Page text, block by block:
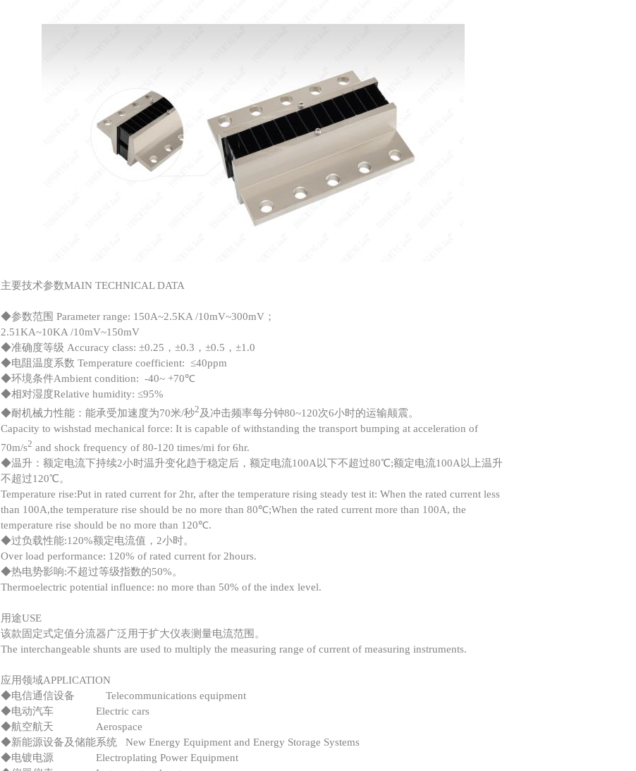
主要技术参数MAIN TECHNICAL DATA
◆参数范围 Parameter range: 150A~2.5KA /10mV~300mV；
2.51KA~10KA /10mV~150mV
◆准确度等级 Accuracy class: ±0.25，±0.3，±0.5，±1.0
◆电阻温度系数 Temperature coefficient: ≤40ppm
◆环境条件Ambient condition: -40~ +70℃
◆相对湿度Relative humidity: ≤95%
◆耐机械力性能：能承受加速度为70米/秒2 及冲击频率每分钟80~120次6小时的运输颠震。
Capacity to wishstad mechanical force: It is capable of withstanding the transport bumping at acceleration of
70m/s2 and shock frequency of 80-120 times/mi for 6hr.
◆温升：额定电流下持续2小时温升变化趋于稳定后，额定电流100A以下不超过80℃;额定电流100A以上温升
不超过120℃。
Temperature rise:Put in rated current for 2hr, after the temperature rising steady test it: When the rated current less
than 100A,the temperature rise should be no more than 80℃;When the rated current more than 100A, the
temperature rise should be no more than 120℃.
◆过负载性能:120%额定电流值，2小时。
Over load performance: 120% of rated current for 2hours.
◆热电势影响:不超过等级指数的50%。
Thermoelectric potential influence: no more than 50% of the index level.
用途USE
该款固定式定值分流器广泛用于扩大仪表测量电流范围。
The interchangeable shunts are used to multiply the measuring range of current of measuring instruments.
应用领域APPLICATION
◆电信通信设备 Telecommunications equipment
◆电动汽车 Electric cars
◆航空航天 Aerospace
◆新能源设备及储能系统 New Energy Equipment and Energy Storage Systems
◆电镀电源 Electroplating Power Equipment